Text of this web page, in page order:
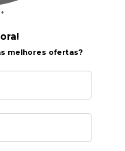
melhores ofertas?